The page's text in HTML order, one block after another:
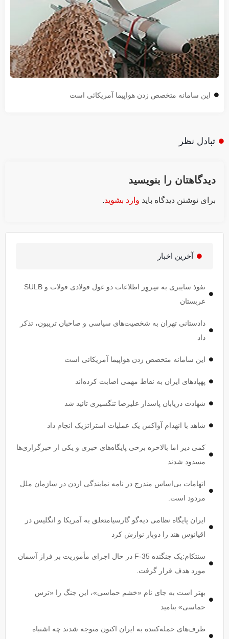
این سامانه متخصص زدن هواپیما آمریکائی است
تبادل نظر
دیدگاهتان را بنویسید
برای نوشتن دیدگاه باید وارد بشوید.
آخرین اخبار
نفوذ سایبری به سِروِر اطلاعات دو غول فولادی فولات و SULB
عربستان
دادستانی تهران به شخصیت‌های سیاسی و صاحبان تریبون، تذکر
داد
این سامانه متخصص زدن هواپیما آمریکائی است
پهپاد‌های ایران به نقاط مهمی اصابت کرده‌اند
شهادت دریابان پاسدار علیرضا تنگسیری تائید شد
شاهد با انهدام آواکس یک عملیات استراتژیک انجام داد
کمی دیر اما بالاخره برخی پایگاه‌های خبری و یکی از خبرگزاری‌ها
مسدود شدند
اتهامات بی‌اساس مندرج در نامه نمایندگی اردن در سازمان ملل
مردود است.
ایران پایگاه نظامی دیه‌گو گارسیامتعلق به آمریکا و انگلیس در
اقیانوس هند را دوبار نوازش کرد
سنتکام:یک جنگنده F-35 در حال اجرای مأموریت بر فراز آسمان
مورد هدف قرار گرفت.
بهتر است به جای نام «خشم حماسی»، این جنگ را «ترس
حماسی» بنامید
طرف‌های حمله‌کننده به ایران اکنون متوجه شدند چه اشتباه